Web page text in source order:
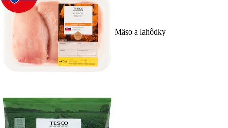
Mäso a lahôdky